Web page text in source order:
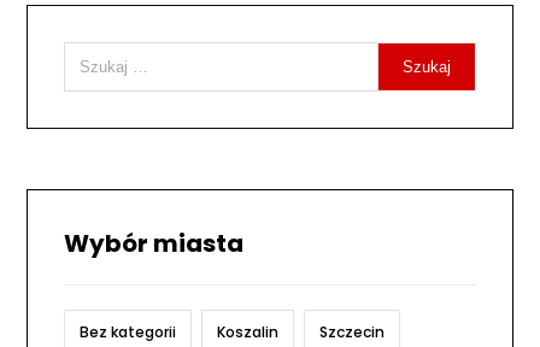
Szukaj
Wybór miasta
Bez kategorii Koszalin Szczecin